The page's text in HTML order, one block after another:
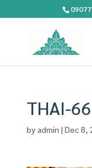
THAI-
byadmin | Dec 8,